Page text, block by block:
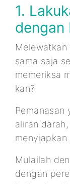
1.
dengan
sama saja
memeriksa
kan?
Pemanasan
aliran
Mulailah
dengan